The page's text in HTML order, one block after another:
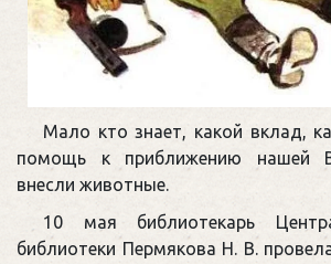
Мало кто знает, какой вклад,
помощь к приближению нашей
внесли животные.
10 мая библиотекарь
библиотеки Пермякова Н. В.